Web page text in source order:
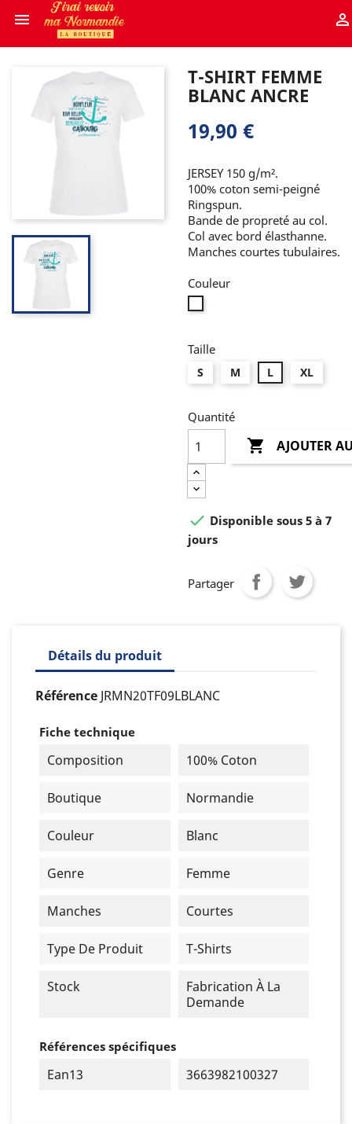
 
T-SHIRT FEMME
BLANC ANCRE
19,90 €
JERSEY 150 g/m².
100% coton semi-peigné
Ringspun.
Bande de propreté au col.
Col avec bord élasthanne.
Manches courtes tubulaires.
Couleur
Taille
S M L XL
Quantité
 AJOUTER
 Disponible sous 5 à 7
jours
Partager
Détails du produit
Référence JRMN20TF09LBLANC
Fiche technique
Composition 100% Coton
Boutique Normandie
Couleur Blanc
Genre Femme
Manches Courtes
Type De Produit T-Shirts
Stock
Fabrication À La
Demande
Références spécifiques
Ean13 3663982100327